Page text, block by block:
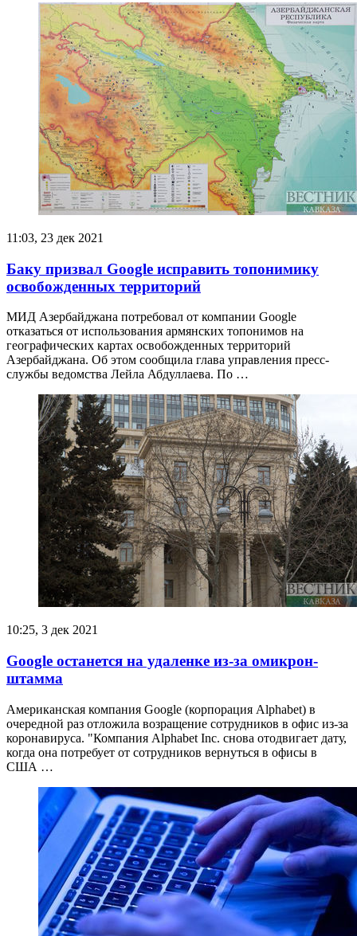
11:03, 23 дек 2021
Баку призвал Google исправить топонимику
освобожденных территорий
МИД Азербайджана потребовал от компании Google
отказаться от использования армянских топонимов на
географических картах освобожденных территорий
Азербайджана. Об этом сообщила глава управления пресс-
службы ведомства Лейла Абдуллаева. По …
10:25, 3 дек 2021
Google останется на удаленке из-за омикрон-
штамма
Американская компания Google (корпорация Alphabet) в
очередной раз отложила возращение сотрудников в офис из-за
коронавируса. "Компания Alphabet Inc. снова отодвигает дату,
когда она потребует от сотрудников вернуться в офисы в
США …